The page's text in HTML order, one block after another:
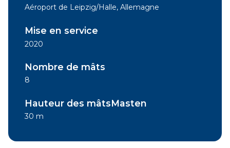
Aéroport de Leipzig/Halle, Allemagne
Mise en service
2020
Nombre de mâts
8
Hauteur des mâtsMasten
30 m